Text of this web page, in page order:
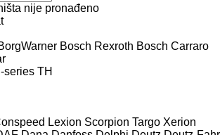
nije pronađeno
Bosch Rexroth Bosch Carraro
series TH
Lexion Scorpion Targo Xerion